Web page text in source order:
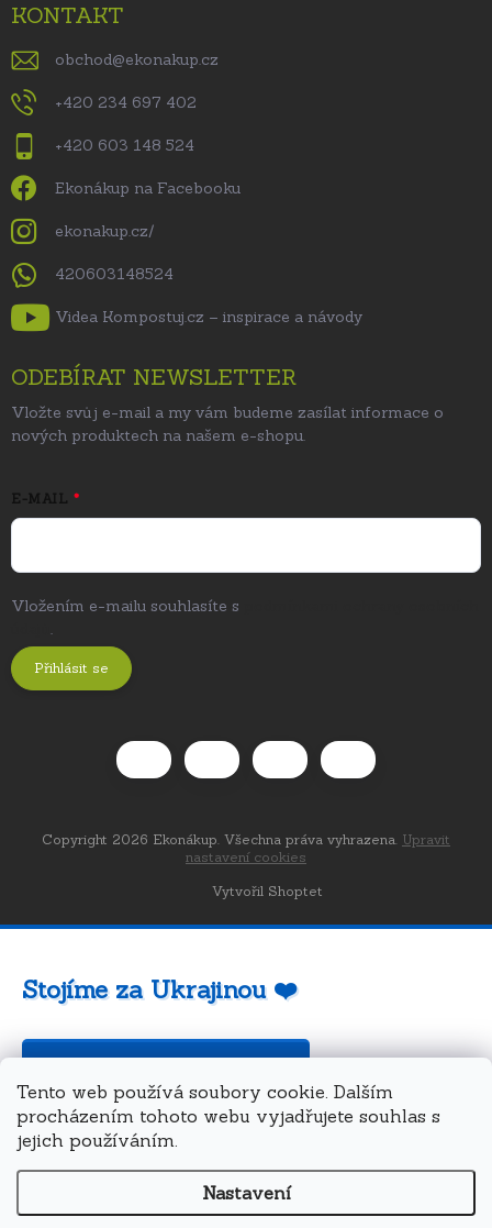
Tento web používá soubory cookie. Dalším
procházením tohoto webu vyjadřujete souhlas s
jejich používáním.
Nastavení
KONTAKT
obchod@ekonakup.cz
+420 234 697 402
+420 603 148 524
Ekonákup na Facebooku
ekonakup.cz/
420603148524
Videa Kompostuj.cz – inspirace a návody
ODEBÍRAT NEWSLETTER
Vložte svůj e-mail a my vám budeme zasílat informace o
nových produktech na našem e-shopu.
E-MAIL
Vložením e-mailu souhlasíte s
.
Přihlásit se
Vytvořil Shoptet
Copyright 2026 Ekonákup. Všechna práva vyhrazena. Upravit
nastavení cookies
Stojíme za Ukrajinou ❤️